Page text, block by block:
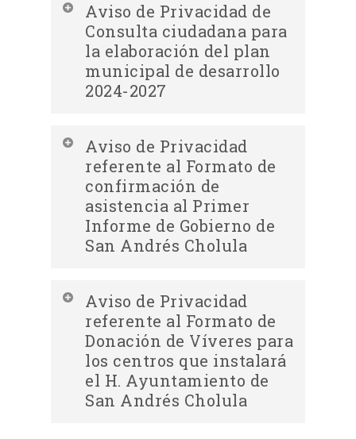
Aviso de Privacidad de
Consulta ciudadana para
la elaboración del plan
municipal de desarrollo
2024-2027
Descargar Aviso de Privacidad
Integral Consulta ciudadana para la
elaboración del plan municipal de
desarrollo 2024-2027
Descargar Aviso de Consulta
ciudadana para la elaboración del
plan municipal de desarrollo 2024-
2027
Aviso de Privacidad
referente al Formato de
confirmación de
asistencia al Primer
Informe de Gobierno de
San Andrés Cholula
Descargar Aviso de Privacidad
Integral referente al Formato de
confirmación de asistencia al Primer
Informe de Gobierno de San Andrés
Cholula
Aviso de Privacidad
referente al Formato de
Donación de Víveres para
los centros que instalará
el H. Ayuntamiento de
San Andrés Cholula